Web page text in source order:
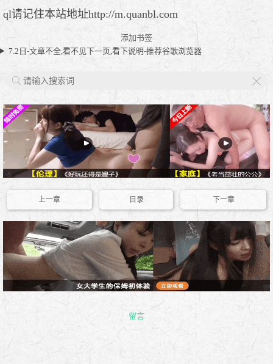
ql请记住本站地址http://m.quanbl.com
添加书签
7.2日-文章不全,看不见下一页,看下说明-推荐谷歌浏览器
上一章 目录 下一章
留言